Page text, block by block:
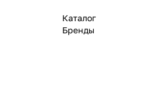
Каталог
Бренды